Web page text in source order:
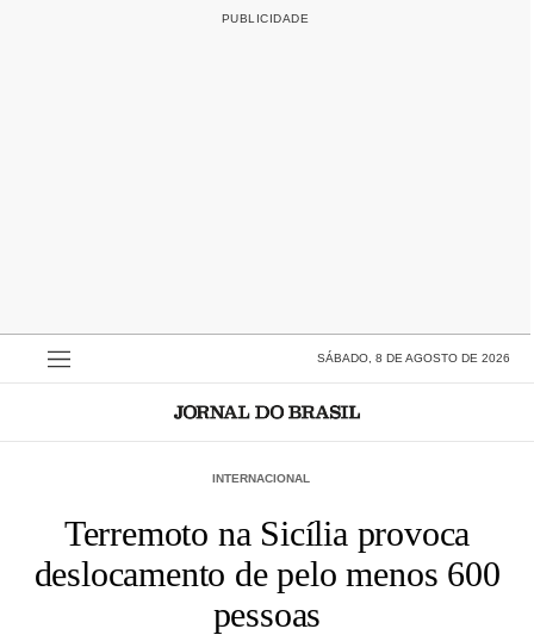
SÁBADO, 8 DE AGOSTO DE 2026
INTERNACIONAL
Terremoto na Sicília provoca
deslocamento de pelo menos 600
pessoas